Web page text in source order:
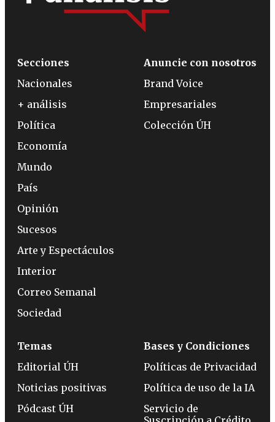
Secciones
Nacionales
+ análisis
Política
Economía
Mundo
País
Opinión
Sucesos
Arte y Espectáculos
Interior
Correo Semanal
Sociedad
Anuncie con nosotros
Brand Voice
Empresariales
Colección ÚH
Temas
Editorial ÚH
Noticias positivas
Pódcast ÚH
Bases y Condiciones
Políticas de Privacidad
Política de uso de la IA
Servicio de